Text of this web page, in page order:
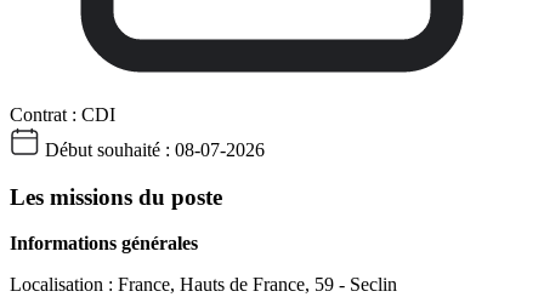
Contrat : CDI
Début souhaité : 08-07-2026
Les missions du poste
Informations générales
Localisation : France, Hauts de France, 59 - Seclin